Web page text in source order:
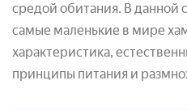
средой обитания. В данной
самые маленькие в мире
характеристика,
принципы питания и